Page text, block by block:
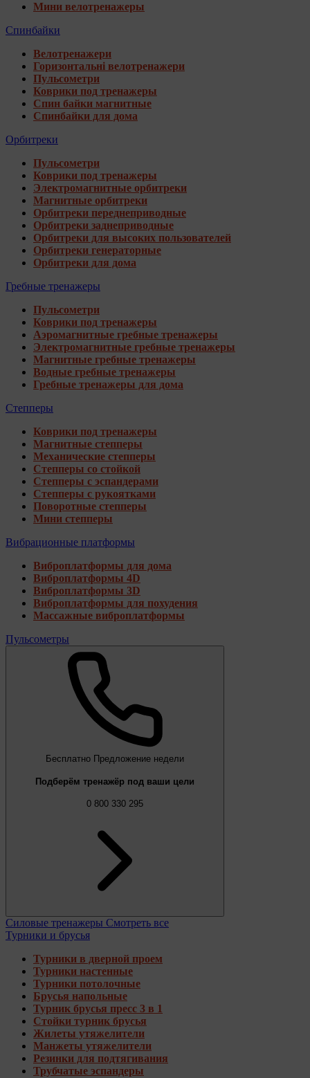
Мини велотренажеры
Спинбайки
Велотренажери
Горизонтальні велотренажери
Пульсометри
Коврики под тренажеры
Спин байки магнитные
Спинбайки для дома
Орбитреки
Пульсометри
Коврики под тренажеры
Электромагнитные орбитреки
Магнитные орбитреки
Орбитреки переднеприводные
Орбитреки заднеприводные
Орбитреки для высоких пользователей
Орбитреки генераторные
Орбитреки для дома
Гребные тренажеры
Пульсометри
Коврики под тренажеры
Аэромагнитные гребные тренажеры
Электромагнитные гребные тренажеры
Магнитные гребные тренажеры
Водные гребные тренажеры
Гребные тренажеры для дома
Степперы
Коврики под тренажеры
Магнитные степперы
Механические степперы
Степперы со стойкой
Степперы с эспандерами
Степперы с рукоятками
Поворотные степперы
Мини степперы
Вибрационные платформы
Виброплатформы для дома
Виброплатформы 4D
Виброплатформы 3D
Виброплатформы для похудения
Массажные виброплатформы
Пульсометры
Бесплатно Предложение недели
Подберём тренажёр под ваши цели
0 800 330 295
Силовые тренажеры Смотреть все
Турники и брусья
Турники в дверной проем
Турники настенные
Турники потолочные
Брусья напольные
Турник брусья пресс 3 в 1
Стойки турник брусья
Жилеты утяжелители
Манжеты утяжелители
Резинки для подтягивания
Трубчатые эспандеры